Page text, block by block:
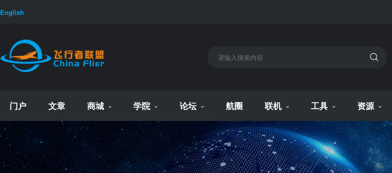
English
门户 文章 商城 学院 论坛 航圈 联机 工具 资源